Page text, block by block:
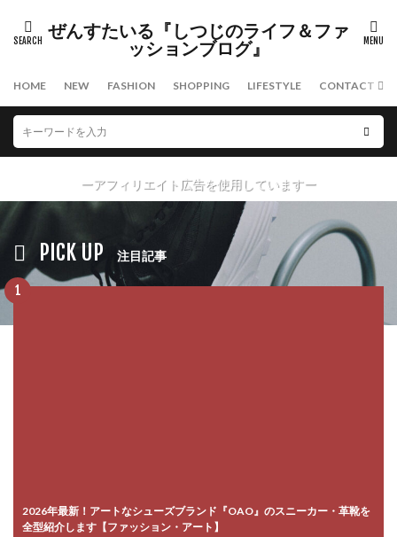
ぜんすたいる『しつじのライフ＆ファ
ッションブログ』
HOME NEW FASHION SHOPPING LIFESTYLE CONTACT
ーアフィリエイト広告を使用していますー
PICK UP 注目記事
2026年最新！アートなシューズブランド『OAO』のスニーカー・革靴を
全型紹介します【ファッション・アート】
スキンケア ファッション
メンズコスメ
検索